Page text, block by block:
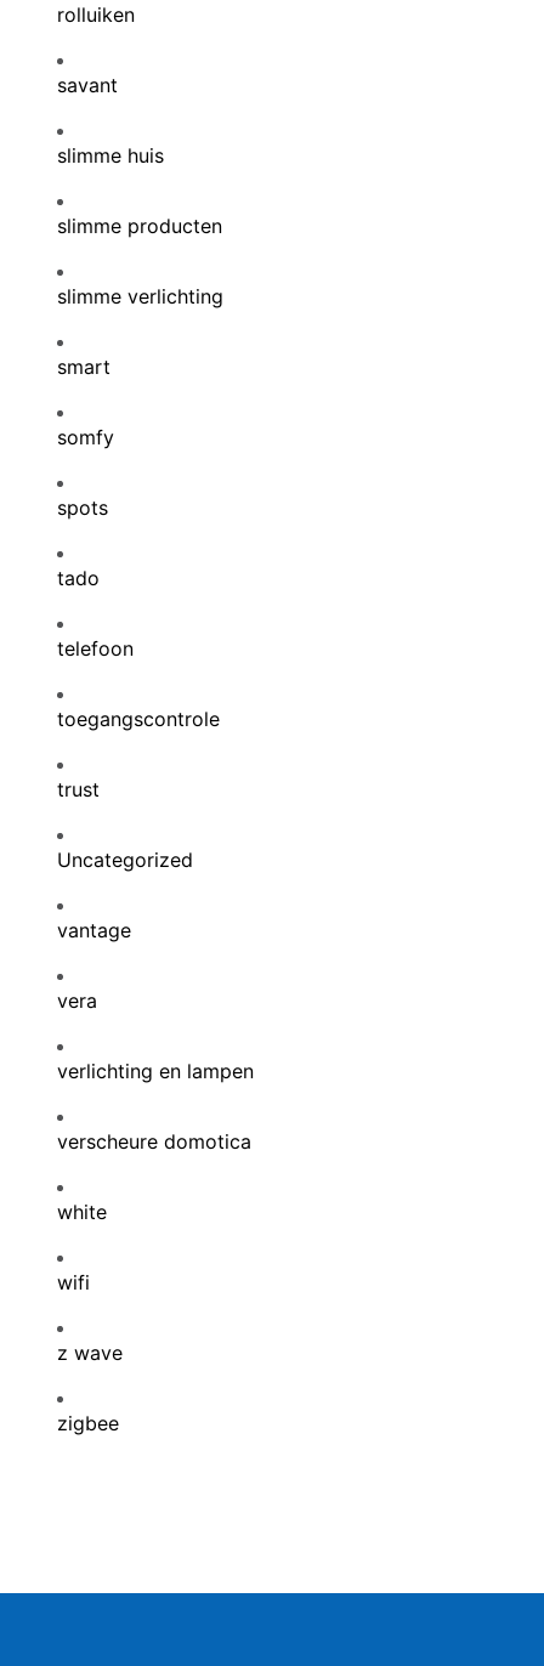
rolluiken
savant
slimme huis
slimme producten
slimme verlichting
smart
somfy
spots
tado
telefoon
toegangscontrole
trust
Uncategorized
vantage
vera
verlichting en lampen
verscheure domotica
white
wifi
z wave
zigbee